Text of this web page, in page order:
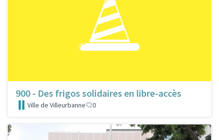
900 - Des frigos solidaires en libre-accès
Ville de Villeurbanne 0